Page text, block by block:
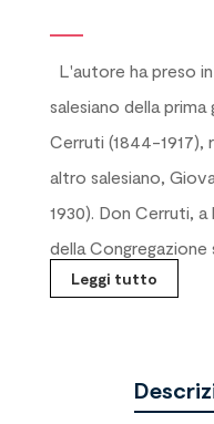
L'autore ha preso
salesiano della
Cerruti (1844-1917),
altro salesiano,
1930). Don Cerruti,
della Congregazione
Leggi tutto